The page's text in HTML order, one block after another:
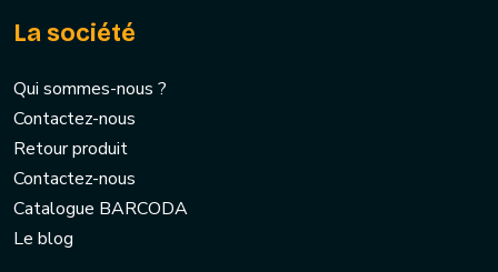
La société
Qui sommes-nous ?
Contactez-nous
Retour produit
Contactez-nous
Catalogue BARCODA
Le blog